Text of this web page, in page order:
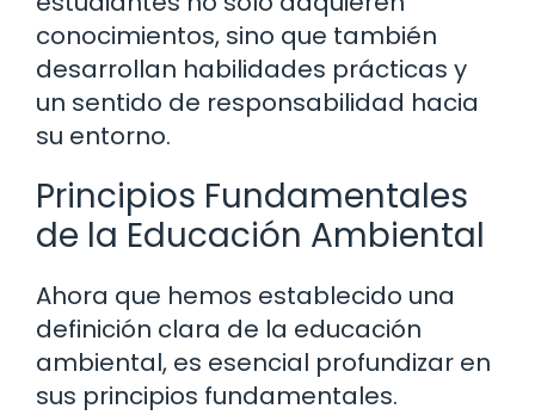
conocimientos, sino que también
desarrollan habilidades prácticas y
un sentido de responsabilidad hacia
su entorno.
Principios Fundamentales
de la Educación Ambiental
Ahora que hemos establecido una
definición clara de la educación
ambiental, es esencial profundizar en
sus principios fundamentales.